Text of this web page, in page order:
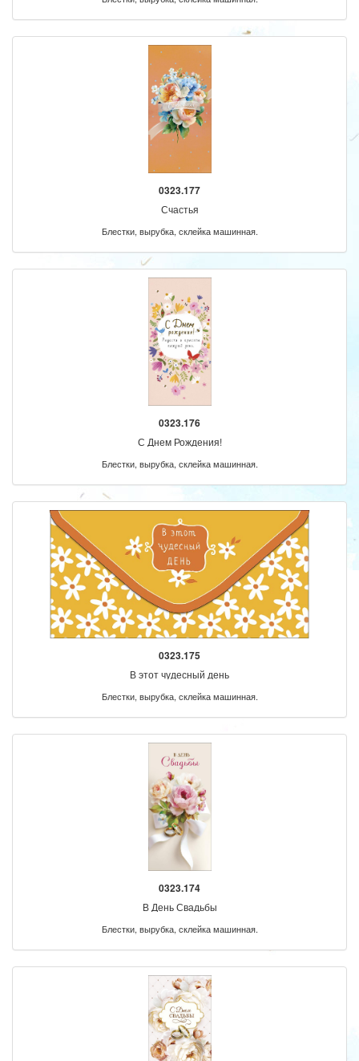
0323.177
Счастья
Блестки, вырубка, склейка машинная.
0323.176
С Днем Рождения!
Блестки, вырубка, склейка машинная.
0323.175
В этот чудесный день
Блестки, вырубка, склейка машинная.
0323.174
В День Свадьбы
Блестки, вырубка, склейка машинная.